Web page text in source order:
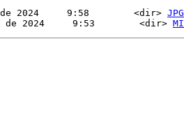
de 2024     9:58        <dir> JPG
de 2024     9:53        <dir>